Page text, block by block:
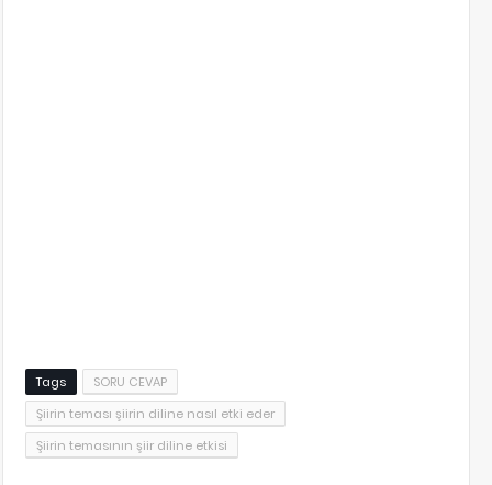
Tags
SORU CEVAP
Şiirin teması şiirin diline nasıl etki eder
Şiirin temasının şiir diline etkisi